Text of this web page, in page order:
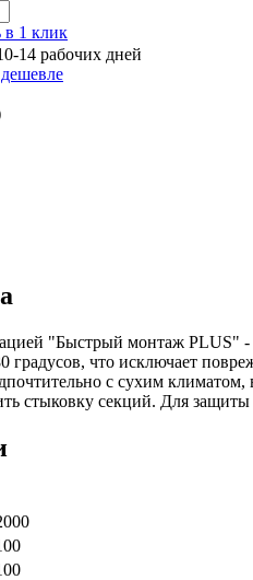
в 1 клик
14 рабочих дней
"Быстрый монтаж PLUS" -
градусов, что исключает
с сухим
стыковку секций. Для